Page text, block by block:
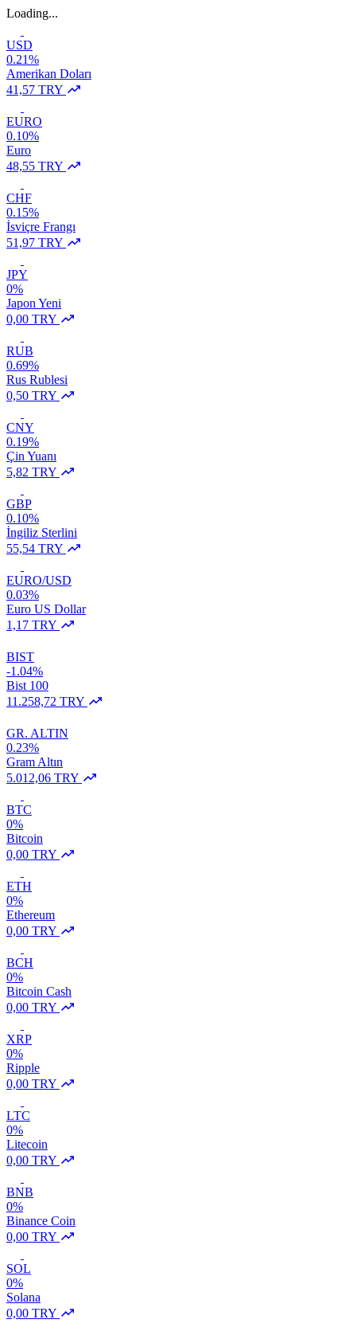
Loading...
USD
0.21%
Amerikan Doları
41,57 TRY
EURO
0.10%
Euro
48,55 TRY
CHF
0.15%
İsviçre Frangı
51,97 TRY
JPY
0%
Japon Yeni
0,00 TRY
RUB
0.69%
Rus Rublesi
0,50 TRY
CNY
0.19%
Çin Yuanı
5,82 TRY
GBP
0.10%
İngiliz Sterlini
55,54 TRY
EURO/USD
0.03%
Euro US Dollar
1,17 TRY
BIST
-1.04%
Bist 100
11.258,72 TRY
GR. ALTIN
0.23%
Gram Altın
5.012,06 TRY
BTC
0%
Bitcoin
0,00 TRY
ETH
0%
Ethereum
0,00 TRY
BCH
0%
Bitcoin Cash
0,00 TRY
XRP
0%
Ripple
0,00 TRY
LTC
0%
Litecoin
0,00 TRY
BNB
0%
Binance Coin
0,00 TRY
SOL
0%
Solana
0,00 TRY